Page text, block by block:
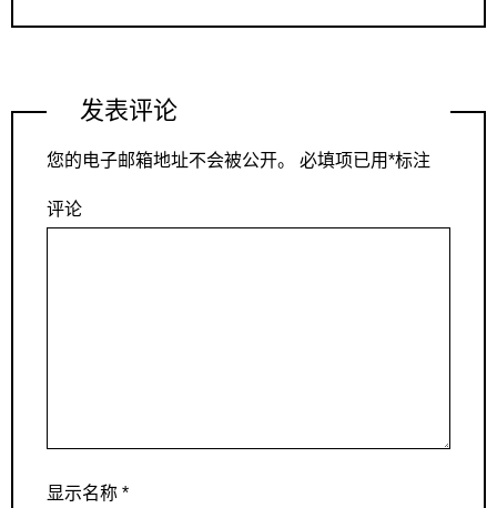
发表评论
您的电子邮箱地址不会被公开。 必填项已用*标注
评论
显示名称 *